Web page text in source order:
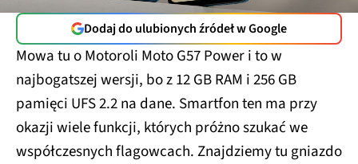
Dodaj do ulubionych źródeł w Google
Mowa tu o Motoroli Moto G57 Power i to w
najbogatszej wersji, bo z 12 GB RAM i 256 GB
pamięci UFS 2.2 na dane. Smartfon ten ma przy
okazji wiele funkcji, których próżno szukać we
współczesnych flagowcach. Znajdziemy tu gniazdo